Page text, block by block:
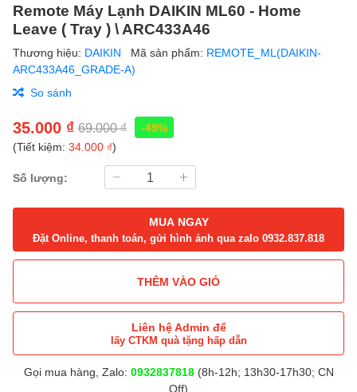
Remote Máy Lạnh DAIKIN ML60 - Home
Leave ( Tray ) \ ARC433A46
Thương hiệu: DAIKIN Mã sản phẩm: REMOTE_ML(DAIKIN-
ARC433A46_GRADE-A)
So sánh
35.000 ₫ 69.000 ₫
-49%
(Tiết kiệm: 34.000 ₫)
Số lượng:
MUA NGAY
Đặt Online, thanh toán, gửi hình ảnh qua zalo 0932.837.818
THÊM VÀO GIỎ
Liên hệ Admin để
lấy CTKM quà tặng hấp dẫn
Gọi mua hàng, Zalo: 0932837818(8h-12h; 13h30-17h30; CN
Off)